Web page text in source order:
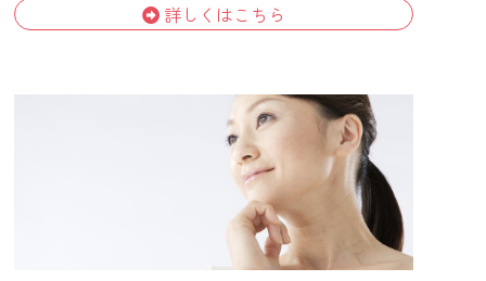
詳しくはこちら